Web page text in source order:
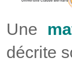
Une
décrite